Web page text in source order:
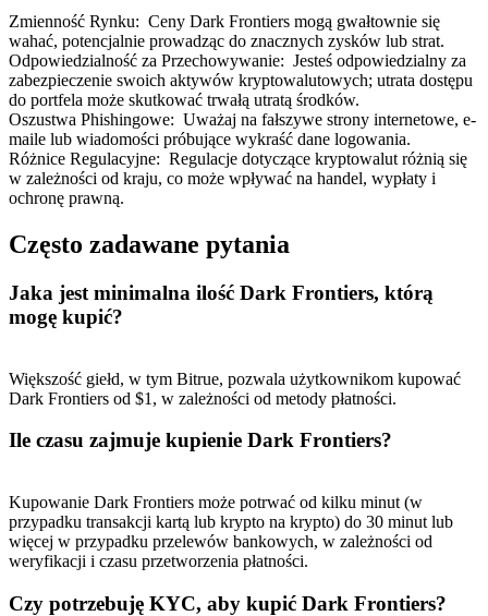
Polecaj
Zaproś przyjaciela, aby otrzymać nagrody pieniężne
Deposit CASHCAT & Win
Deposit CASHCAT & Win
Zmienność Rynku: Ceny Dark Frontiers mogą gwałtownie się
wahać, potencjalnie prowadząc do znacznych zysków lub strat.
Odpowiedzialność za Przechowywanie: Jesteś odpowiedzialny za
zabezpieczenie swoich aktywów kryptowalutowych; utrata dostępu
do portfela może skutkować trwałą utratą środków.
Oszustwa Phishingowe: Uważaj na fałszywe strony internetowe, e-
maile lub wiadomości próbujące wykraść dane logowania.
Różnice Regulacyjne: Regulacje dotyczące kryptowalut różnią się
w zależności od kraju, co może wpływać na handel, wypłaty i
ochronę prawną.
Często zadawane pytania
Jaka jest minimalna ilość Dark Frontiers, którą
mogę kupić?
Większość giełd, w tym Bitrue, pozwala użytkownikom kupować
Dark Frontiers od $1, w zależności od metody płatności.
Ile czasu zajmuje kupienie Dark Frontiers?
Kupowanie Dark Frontiers może potrwać od kilku minut (w
przypadku transakcji kartą lub krypto na krypto) do 30 minut lub
więcej w przypadku przelewów bankowych, w zależności od
weryfikacji i czasu przetworzenia płatności.
Czy potrzebuję KYC, aby kupić Dark Frontiers?